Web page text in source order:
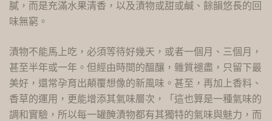
膩，而是充滿水果清香，以及漬物或甜或鹹、餘韻悠長的回
味無窮。
漬物不能馬上吃，必須等待好幾天，或者一個月、三個月，
甚至半年或一年。但經由時間的醞釀，雜質褪盡，只留下最
美好，還常孕育出顛覆想像的新風味。甚至，再加上香料、
香草的運用，更能增添其氣味層次，「這也算是一種氣味的
調和實驗，所以每一罐醃漬物都有其獨特的氣味與魅力，而